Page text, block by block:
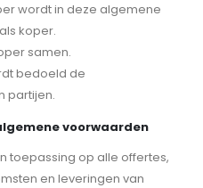
wordt in deze algemene
koper.
samen.
bedoeld de
partijen.
voorwaarden
toepassing op alle offertes,
en leveringen van